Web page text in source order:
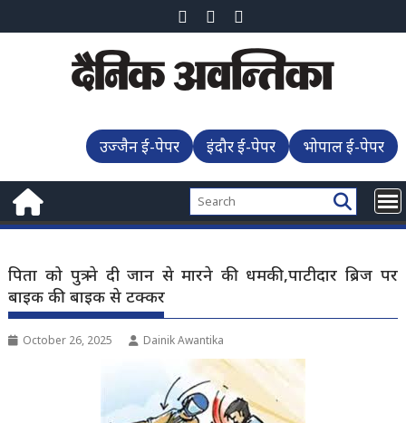
to
उज्जैन ई-पेपर इंदौर ई-पेपर भोपाल ई-पेपर
पिता को पुत्र ने दी जान से मारने की धमकी,पाटीदार ब्रिज पर
बाइक की बाइक से टक्कर
October 26, 2025 Dainik Awantika